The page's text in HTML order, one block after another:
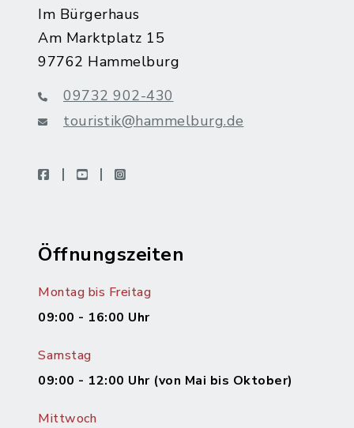
Im Bürgerhaus
Am Marktplatz 15
97762 Hammelburg
09732 902-430
touristik@hammelburg.de
facebookyoutubeinstagram
Öffnungszeiten
Montag bis Freitag
09:00 - 16:00 Uhr
Samstag
09:00 - 12:00 Uhr (von Mai bis Oktober)
Mittwoch